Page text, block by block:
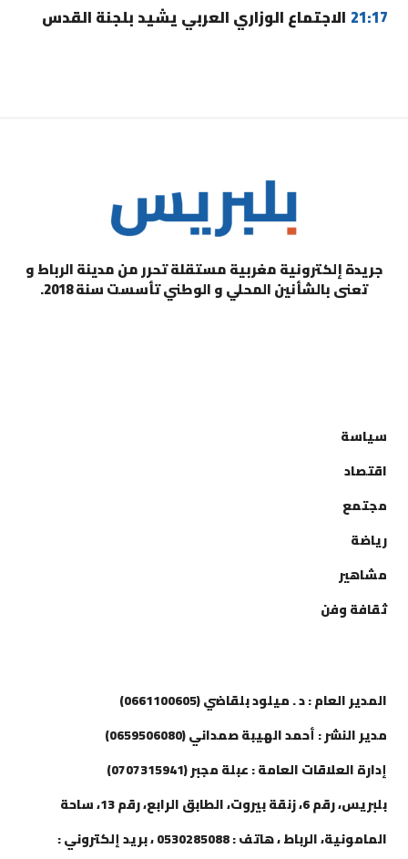
21:17 الاجتماع الوزاري العربي يشيد بلجنة القدس
جريدة إلكترونية مغربية مستقلة تحرر من مدينة الرباط و
تعنى بالشأنين المحلي و الوطني تأسست سنة 2018.
سياسة
اقتصاد
مجتمع
رياضة
مشاهير
ثقافة وفن
المدير العام : د . ميلود بلقاضي (0661100605)
مدير النشر : أحمد الهيبة صمداني (0659506080)
إدارة العلاقات العامة : عبلة مجبر (0707315941)
بلبريس، رقم 6، زنقة بيروت، الطابق الرابع، رقم 13، ساحة
المامونية، الرباط ، هاتف : 0530285088 ، بريد إلكتروني :